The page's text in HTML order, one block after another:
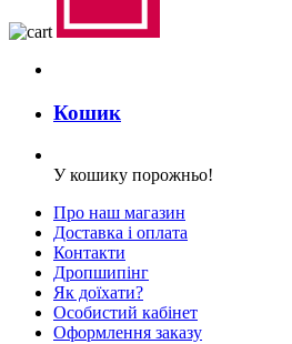
Кошик
У кошику порожньо!
Про наш магазин
Доставка і оплата
Контакти
Дропшипінг
Як доїхати?
Особистий кабінет
Оформлення заказу